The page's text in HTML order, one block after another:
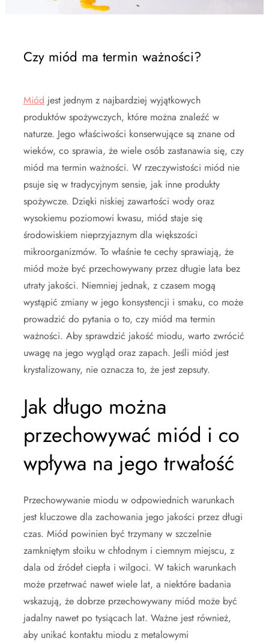
Czy miód ma termin ważności?
Miód jest jednym z najbardziej wyjątkowych
produktów spożywczych, które można znaleźć w
naturze. Jego właściwości konserwujące są znane od
wieków, co sprawia, że wiele osób zastanawia się, czy
miód ma termin ważności. W rzeczywistości miód nie
psuje się w tradycyjnym sensie, jak inne produkty
spożywcze. Dzięki niskiej zawartości wody oraz
wysokiemu poziomowi kwasu, miód staje się
środowiskiem nieprzyjaznym dla większości
mikroorganizmów. To właśnie te cechy sprawiają, że
miód może być przechowywany przez długie lata bez
utraty jakości. Niemniej jednak, z czasem mogą
wystąpić zmiany w jego konsystencji i smaku, co może
prowadzić do pytania o to, czy miód ma termin
ważności. Aby sprawdzić jakość miodu, warto zwrócić
uwagę na jego wygląd oraz zapach. Jeśli miód jest
krystalizowany, nie oznacza to, że jest zepsuty.
Jak długo można
przechowywać miód i co
wpływa na jego trwałość
Przechowywanie miodu w odpowiednich warunkach
jest kluczowe dla zachowania jego jakości przez długi
czas. Miód powinien być trzymany w szczelnie
zamkniętym słoiku w chłodnym i ciemnym miejscu, z
dala od źródeł ciepła i wilgoci. W takich warunkach
może przetrwać nawet wiele lat, a niektóre badania
wskazują, że dobrze przechowywany miód może być
jadalny nawet po tysiącach lat. Ważne jest również,
aby unikać kontaktu miodu z metalowymi